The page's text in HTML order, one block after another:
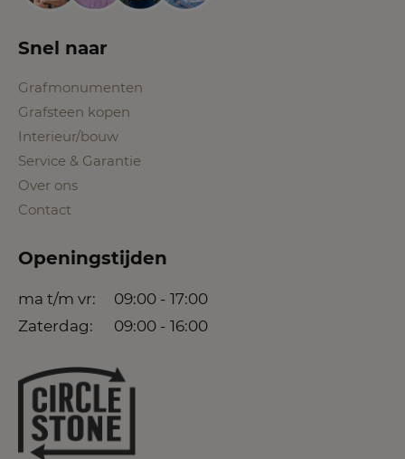
Snel naar
Grafmonumenten
Grafsteen kopen
Interieur/bouw
Service & Garantie
Over ons
Contact
Openingstijden
ma t/m vr:
09:00 - 17:00
Zaterdag:
09:00 - 16:00